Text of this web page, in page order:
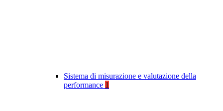
Sistema di misurazione e valutazione della
performance 1